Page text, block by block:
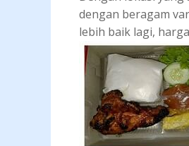
dengan beragam
lebih baik lagi,